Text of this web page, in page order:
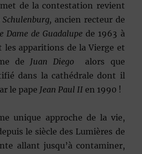
de la contestation revient
ancien recteur de
Dame de Guadalupe de 1963 à
apparitions de la Vierge et
de Juan Diego alors que
dans la cathédrale dont il
le pape Jean Paul II en 1990 !
unique approche de la vie,
le siècle des Lumières de
allant jusqu’à contaminer,